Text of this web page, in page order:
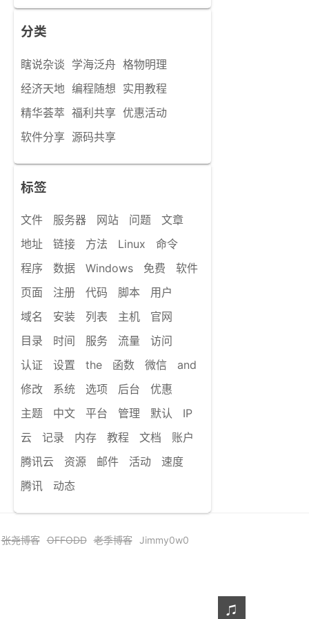
分类
瞎说杂谈 学海泛舟 格物明理
经济天地 编程随想 实用教程
精华荟萃 福利共享 优惠活动
软件分享 源码共享
标签
文件 服务器 网站 问题
文章
地址
链接 方法 Linux
命令
程序
数据 Windows 免费
软件
页面
注册 代码 脚本
用户
域名
安装 列表 主机
官网
目录
时间 服务 流量
访问
认证
设置 the 函数 微信
and
修改
系统 选项 后台
优惠
主题
中文 平台 管理 默认
IP
云
记录 内存 教程 文档
账户
腾讯云
资源 邮件 活动
速度
腾讯
动态
张尧博客 OFFODD 老季博客 Jimmy0w0